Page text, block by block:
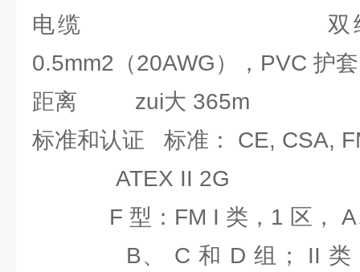
电缆 双绞/ 编织
0.5mm2（20AWG），PVC 护套
距离 zui大 365m
标准和认证 标准： CE, CSA,
ATEX II 2G
F 型：FM I 类，1 区， A
B、 C 和 D 组； II 类，